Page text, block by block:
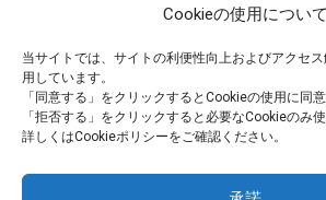
Cookieの使用について
当サイトでは、サイトの利便性向上およびアクセ
用しています。
「同意する」をクリックするとCookieの使用に同
「拒否する」をクリックすると必要なCookieのみ使
詳しくはCookieポリシーをご確認ください。
ホーム
PRIVACY POLICY